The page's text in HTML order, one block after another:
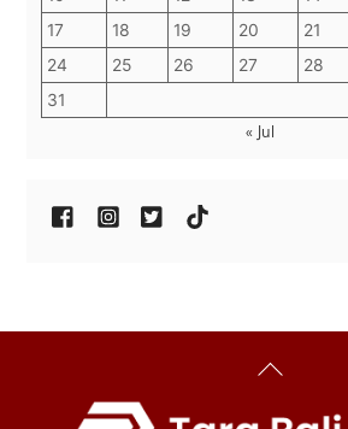
17
18 19 20 21
24
25 26 27 28
31
« Jul
Back